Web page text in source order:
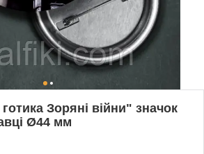
Зоряні війни" значок
Ø44 мм